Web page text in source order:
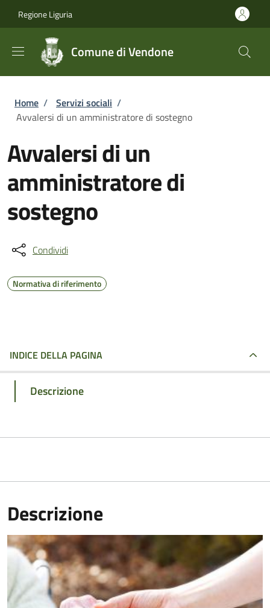
Regione Liguria
Comune di Vendone
Briciole di pane
Home / Servizi sociali /
Avvalersi di un amministratore di sostegno
Avvalersi di un
amministratore di
sostegno
Condividi
Normativa di riferimento
INDICE DELLA PAGINA
Descrizione
Descrizione